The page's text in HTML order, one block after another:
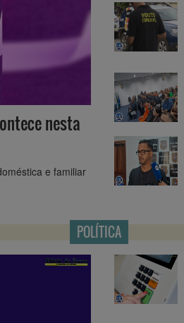
nesta
e familiar
POLÍTICA